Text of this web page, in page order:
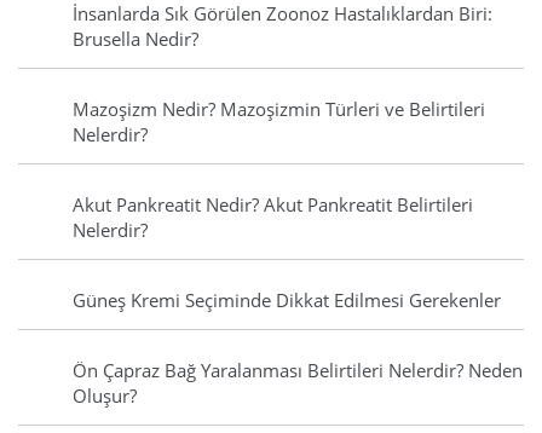
İnsanlarda Sık Görülen Zoonoz Hastalıklardan Biri:
Brusella Nedir?
Mazoşizm Nedir? Mazoşizmin Türleri ve Belirtileri
Nelerdir?
Akut Pankreatit Nedir? Akut Pankreatit Belirtileri
Nelerdir?
Güneş Kremi Seçiminde Dikkat Edilmesi Gerekenler
Ön Çapraz Bağ Yaralanması Belirtileri Nelerdir? Neden
Oluşur?